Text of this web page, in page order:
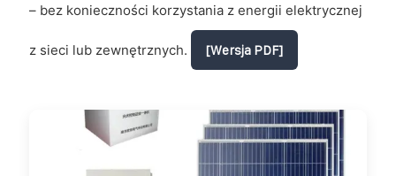
– bez konieczności korzystania z energii elektrycznej
z sieci lub zewnętrznych. [Wersja PDF]